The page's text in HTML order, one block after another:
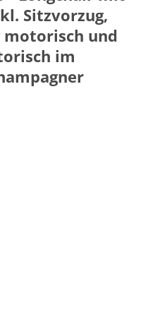
Sitzvorzug,
und
im